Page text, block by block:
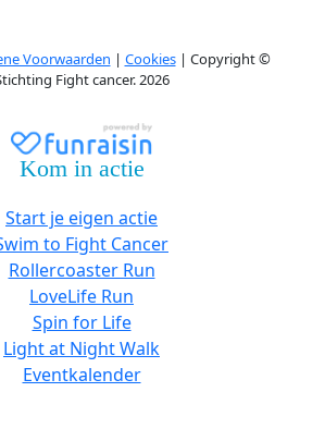
Voorwaarden | Cookies| Copyright ©
Fight cancer. 2026
Kom in actie
Start je eigen actie
to Fight Cancer
Rollercoaster Run
LoveLife Run
Spin for Life
Light at Night Walk
Eventkalender